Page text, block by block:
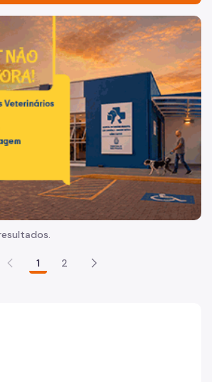
caramelo e uma gata rajada,
1 2